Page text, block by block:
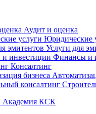
Аудит и оценка
услуги Юридические
эмитентов Услуги для
инвестиции Финансы и
Консалтинг
бизнеса
консалтинг
Академия КСК